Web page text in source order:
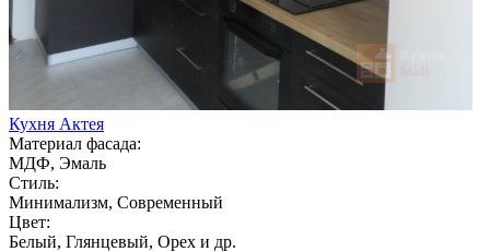
Кухня Актея
Материал фасада:
МДФ, Эмаль
Стиль:
Минимализм, Современный
Цвет:
Белый, Глянцевый, Орех и др.